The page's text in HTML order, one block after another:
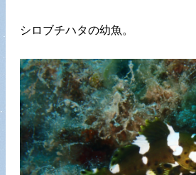
シロブチハタの幼魚。